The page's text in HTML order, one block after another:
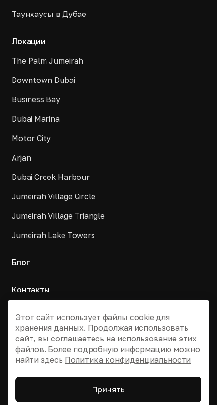
Таунхаусы в Дубае
Локации
The Palm Jumeirah
Downtown Dubai
Business Bay
Dubai Marina
Motor City
Arjan
Dubai Creek Harbour
Jumeirah Village Circle
Jumeirah Village Triangle
Jumeirah Lake Towers
Блог
Контакты
+7 495 955 13 12
info@dvizhdubai.ru
© 2026 DV Dubai Global
Политика конфиденциальности
Этот сайт использует файлы cookie для
хранения данных. Продолжая использовать
сайт, вы соглашаетесь на использование этих
файлов. Более подробную информацию можно
найти здесь Политика конфиденциальности
Принять